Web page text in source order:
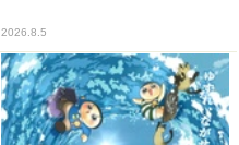
2026.8.5